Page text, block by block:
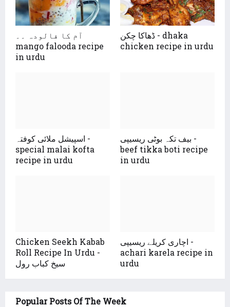
آم کا فالودہ ۔۔
mango falooda recipe
in urdu
ڈھاکا چکن - dhaka
chicken recipe in urdu
اسپیشل ملائی کوفتہ -
special malai kofta
recipe in urdu
بیف تکہ بوٹی ریسیپی -
beef tikka boti recipe
in urdu
Chicken Seekh Kabab
Roll Recipe In Urdu -
سیخ کباب رول
اچاری کریلے ریسیپی -
achari karela recipe in
urdu
Popular Posts Of The Week